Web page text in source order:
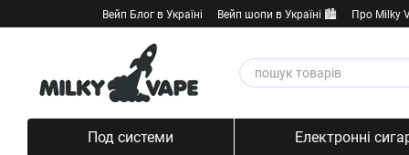
Перейти к основному контенту
Вейп Блог в Україні Вейп шопи в Україні 🏙️ Про Milky
Под системи Електронні